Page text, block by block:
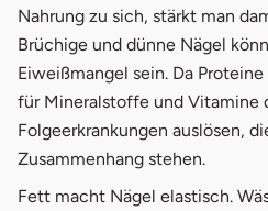
Nahrung zu sich, stärkt man
Brüchige und dünne Nägel
Eiweißmangel sein. Da
für Mineralstoffe und Vitamine
Folgeerkrankungen auslösen,
Zusammenhang stehen.
Fett macht Nägel elastisch.